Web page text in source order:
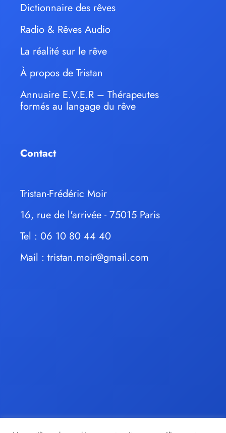
Dictionnaire des rêves
Radio & Rêves Audio
La réalité sur le rêve
À propos de Tristan
Annuaire E.V.E.R – Thérapeutes
formés au langage du rêve
Contact
Tristan-Frédéric Moir
16, rue de l'arrivée - 75015 Paris
Tel : 06 10 80 44 40
Mail : tristan.moir@gmail.com